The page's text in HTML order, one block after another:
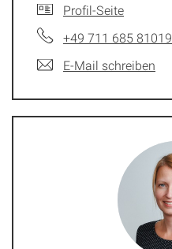
Profil-Seite
+49 711 685 81019
E-Mail schreiben